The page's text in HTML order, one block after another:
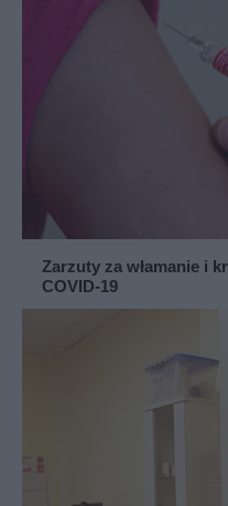
Zarzuty za włamanie i
COVID-19